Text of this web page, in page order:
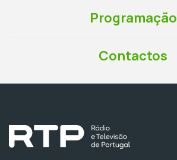
Programação
Contactos